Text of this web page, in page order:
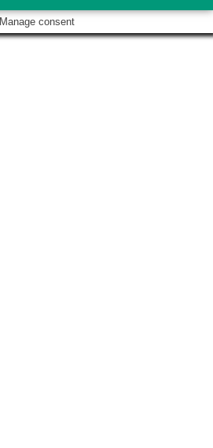
Manage consent